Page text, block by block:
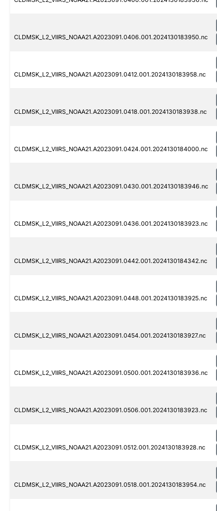
CLDMSK_L2_VIIRS_NOAA21.A2023091.0406.001.2024130183950.nc
CLDMSK_L2_VIIRS_NOAA21.A2023091.0412.001.2024130183958.nc
CLDMSK_L2_VIIRS_NOAA21.A2023091.0418.001.2024130183938.nc
CLDMSK_L2_VIIRS_NOAA21.A2023091.0424.001.2024130184000.nc
CLDMSK_L2_VIIRS_NOAA21.A2023091.0430.001.2024130183946.nc
CLDMSK_L2_VIIRS_NOAA21.A2023091.0436.001.2024130183923.nc
CLDMSK_L2_VIIRS_NOAA21.A2023091.0442.001.2024130184342.nc
CLDMSK_L2_VIIRS_NOAA21.A2023091.0448.001.2024130183925.nc
CLDMSK_L2_VIIRS_NOAA21.A2023091.0454.001.2024130183927.nc
CLDMSK_L2_VIIRS_NOAA21.A2023091.0500.001.2024130183936.nc
CLDMSK_L2_VIIRS_NOAA21.A2023091.0506.001.2024130183923.nc
CLDMSK_L2_VIIRS_NOAA21.A2023091.0512.001.2024130183928.nc
CLDMSK_L2_VIIRS_NOAA21.A2023091.0518.001.2024130183954.nc